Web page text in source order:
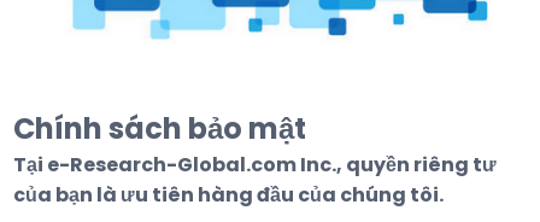
Chính sách bảo mật
Tại e-Research-Global.com Inc., quyền riêng tư
của bạn là ưu tiên hàng đầu của chúng tôi.